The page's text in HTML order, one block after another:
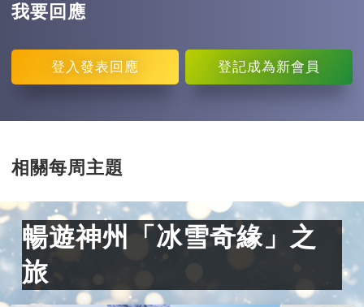
我要回應
登入 發表回應 登記成為新會員
相關每周主題
暢遊神州「冰雪奇緣」之
旅